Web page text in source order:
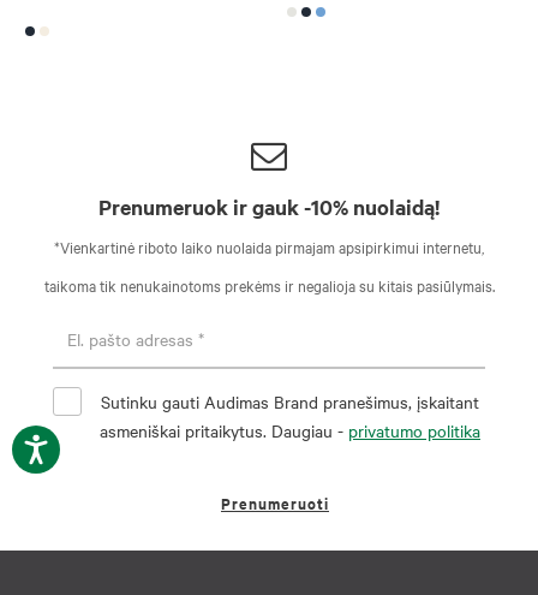
Prenumeruok ir gauk -10% nuolaidą!
*Vienkartinė riboto laiko nuolaida pirmajam apsipirkimui internetu,
taikoma tik nenukainotoms prekėms ir negalioja su kitais pasiūlymais.
Sutinku gauti Audimas Brand pranešimus, įskaitant
asmeniškai pritaikytus. Daugiau - privatumo politika
Prenumeruoti